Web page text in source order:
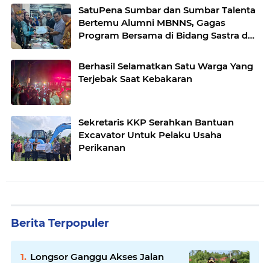
SatuPena Sumbar dan Sumbar Talenta
Bertemu Alumni MBNNS, Gagas
Program Bersama di Bidang Sastra dan
Berhasil Selamatkan Satu Warga Yang
Terjebak Saat Kebakaran
Sekretaris KKP Serahkan Bantuan
Excavator Untuk Pelaku Usaha
Perikanan
Berita Terpopuler
Longsor Ganggu Akses Jalan